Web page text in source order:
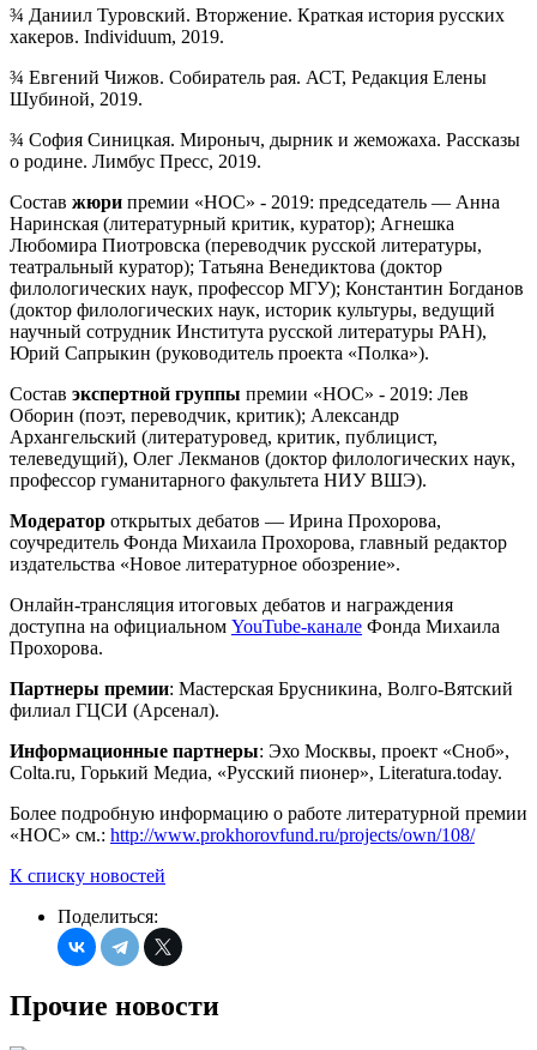
¾ Даниил Туровский. Вторжение. Краткая история русских
хакеров. Individuum, 2019.
¾ Евгений Чижов. Собиратель рая. АСТ, Редакция Елены
Шубиной, 2019.
¾ София Cиницкая. Мироныч, дырник и жеможаха. Рассказы
о родине. Лимбус Пресс, 2019.
Состав жюри премии «НОС» - 2019: председатель — Анна
Наринская (литературный критик, куратор); Агнешка
Любомира Пиотровска (переводчик русской литературы,
театральный куратор); Татьяна Венедиктова (доктор
филологических наук, профессор МГУ); Константин Богданов
(доктор филологических наук, историк культуры, ведущий
научный сотрудник Института русской литературы РАН),
Юрий Сапрыкин (руководитель проекта «Полка»).
Состав экспертной группы премии «НОС» - 2019: Лев
Оборин (поэт, переводчик, критик); Александр
Архангельский (литературовед, критик, публицист,
телеведущий), Олег Лекманов (доктор филологических наук,
профессор гуманитарного факультета НИУ ВШЭ).
Модератор открытых дебатов — Ирина Прохорова,
соучредитель Фонда Михаила Прохорова, главный редактор
издательства «Новое литературное обозрение».
Онлайн-трансляция итоговых дебатов и награждения
доступна на официальном YouTube-канале Фонда Михаила
Прохорова.
Партнеры премии: Мастерская Брусникина, Волго-Вятский
филиал ГЦСИ (Арсенал).
Информационные партнеры: Эхо Москвы, проект «Сноб»,
Colta.ru, Горький Медиа, «Русский пионер», Literatura.today.
Более подробную информацию о работе литературной премии
«НОС» см.: http://www.prokhorovfund.ru/projects/own/108/
К списку новостей
Поделиться:
Прочие новости